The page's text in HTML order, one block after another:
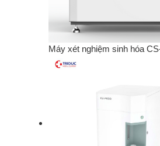
Máy xét nghiệm sinh hóa